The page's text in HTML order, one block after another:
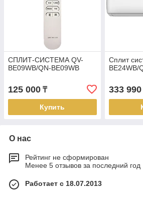
СПЛИТ-СИСТЕМА QV-
BE09WB/QN-BE09WB
125 000 ₸
Купить
Сплит
BE24WB/
333 990
О нас
Рейтинг не сформирован
Менее 5 отзывов за последний год
Работает с 18.07.2013